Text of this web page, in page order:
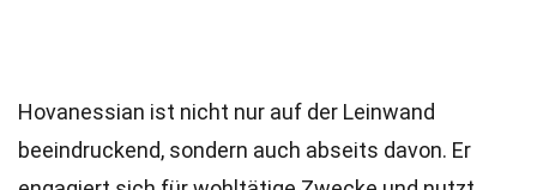
Hovanessian ist nicht nur auf der Leinwand
beeindruckend, sondern auch abseits davon. Er